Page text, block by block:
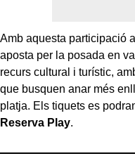
Amb aquesta participació
aposta per la posada en
recurs cultural i turístic,
que busquen anar més
platja. Els tiquets es
Reserva Play.